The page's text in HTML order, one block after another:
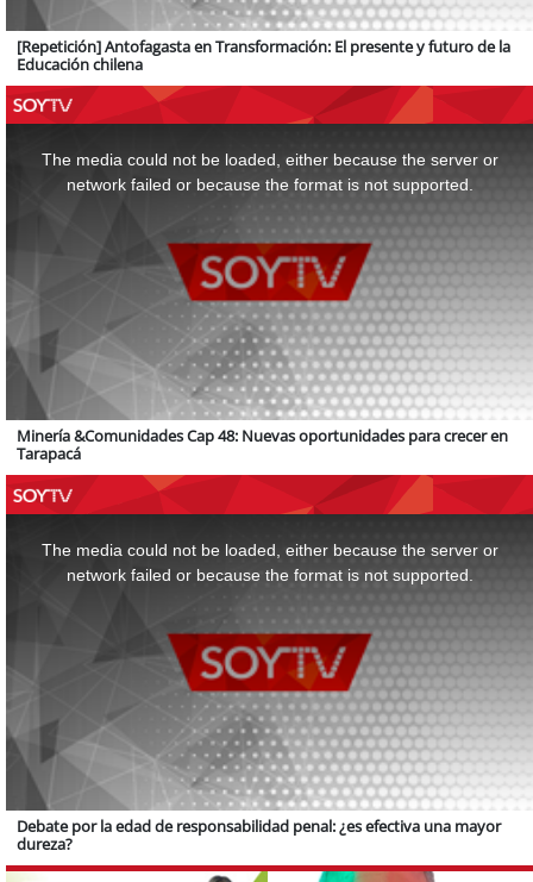
[Repetición] Antofagasta en Transformación: El presente y futuro de la
Educación chilena
The media could not be loaded, either because the server or
network failed or because the format is not supported.
Minería &Comunidades Cap 48: Nuevas oportunidades para crecer en
Tarapacá
The media could not be loaded, either because the server or
network failed or because the format is not supported.
Debate por la edad de responsabilidad penal: ¿es efectiva una mayor
dureza?